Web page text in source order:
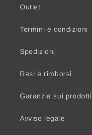
Outlet
Termini e condizioni
Spedizioni
Resi e rimborsi
Garanzia sui prodotti
Avviso legale